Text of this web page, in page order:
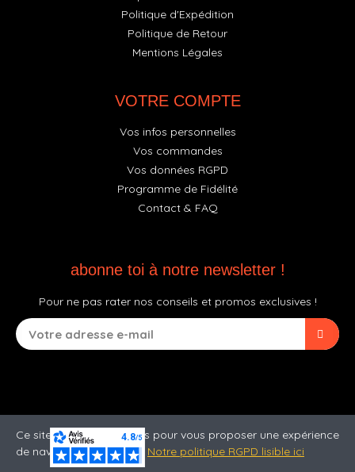
Politique d'Expédition
Politique de Retour
Mentions Légales
VOTRE COMPTE
Vos infos personnelles
Vos commandes
Vos données RGPD
Programme de Fidélité
Contact & FAQ
abonne toi à notre newsletter !
Pour ne pas rater nos conseils et promos exclusives !
Ce site utilise des cookies pour vous proposer une expérience
de navigation optimale. Notre politique RGPD lisible ici